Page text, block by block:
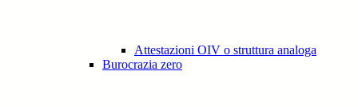
Attestazioni OIV o struttura analoga
Burocrazia zero